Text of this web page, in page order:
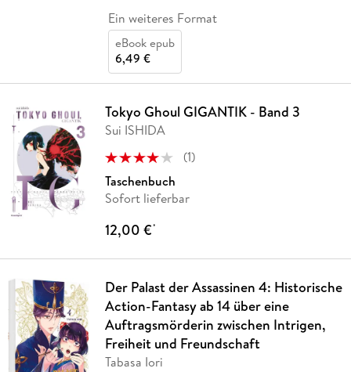
Ein weiteres Format
eBook epub
6,49 €
Tokyo Ghoul GIGANTIK - Band 3
Sui ISHIDA
(1)
Taschenbuch
Sofort lieferbar
12,00 €*
Der Palast der Assassinen 4: Historische
Action-Fantasy ab 14 über eine
Auftragsmörderin zwischen Intrigen,
Freiheit und Freundschaft
Tabasa Iori